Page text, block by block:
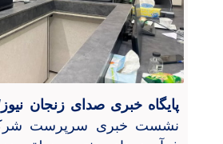
پایگاه خبری صدای زنجان
نشست خبری سرپرست